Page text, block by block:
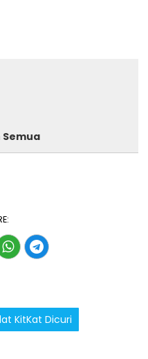
KitKat Dicuri